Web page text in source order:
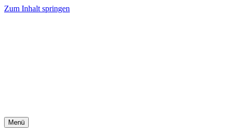
Zum Inhalt springen
Menü